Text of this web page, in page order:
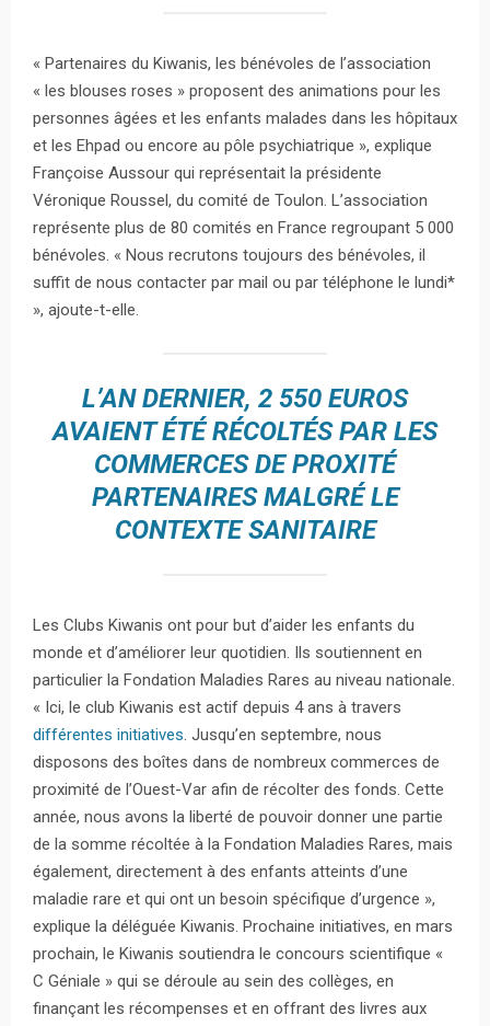
« Partenaires du Kiwanis, les bénévoles de l’association
« les blouses roses » proposent des animations pour les
personnes âgées et les enfants malades dans les hôpitaux
et les Ehpad ou encore au pôle psychiatrique », explique
Françoise Aussour qui représentait la présidente
Véronique Roussel, du comité de Toulon. L’association
représente plus de 80 comités en France regroupant 5 000
bénévoles. « Nous recrutons toujours des bénévoles, il
suffit de nous contacter par mail ou par téléphone le lundi*
», ajoute-t-elle.
L’AN DERNIER, 2 550 EUROS
AVAIENT ÉTÉ RÉCOLTÉS PAR LES
COMMERCES DE PROXITÉ
PARTENAIRES MALGRÉ LE
CONTEXTE SANITAIRE
Les Clubs Kiwanis ont pour but d’aider les enfants du
monde et d’améliorer leur quotidien. Ils soutiennent en
particulier la Fondation Maladies Rares au niveau nationale.
« Ici, le club Kiwanis est actif depuis 4 ans à travers
différentes initiatives. Jusqu’en septembre, nous
disposons des boîtes dans de nombreux commerces de
proximité de l’Ouest-Var afin de récolter des fonds. Cette
année, nous avons la liberté de pouvoir donner une partie
de la somme récoltée à la Fondation Maladies Rares, mais
également, directement à des enfants atteints d’une
maladie rare et qui ont un besoin spécifique d’urgence »,
explique la déléguée Kiwanis. Prochaine initiatives, en mars
prochain, le Kiwanis soutiendra le concours scientifique «
C Géniale » qui se déroule au sein des collèges, en
finançant les récompenses et en offrant des livres aux